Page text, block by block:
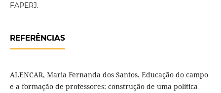
FAPERJ.
REFERÊNCIAS
ALENCAR, Maria Fernanda dos Santos. Educação do campo
e a formação de professores: construção de uma política